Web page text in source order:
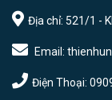
Địa chỉ: 521/1 -
Email:
Điện Thoại: